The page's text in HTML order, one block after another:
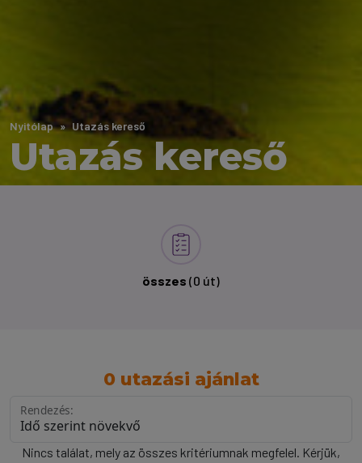
Nyitólap Utazás kereső
Utazás kereső
összes (0 út)
0 utazási ajánlat
Rendezés:
Nincs találat, mely az összes kritériumnak megfelel. Kérjük,